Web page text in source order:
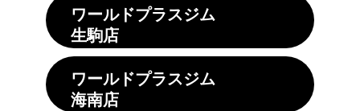
ワールドプラスジム
生駒店
ワールドプラスジム
海南店